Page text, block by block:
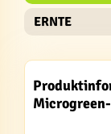
ERNTE